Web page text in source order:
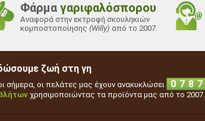
Φάρμα γαριφαλόσπορου
Αναφορά στην εκτροφή σκουληκιών
κομποστοποίησης (Willy) από το 2007.
ζωή στη γη
σήμερα, οι πελάτες μας έχουν ανακυκλώσει 0 7 8 7
χρησιμοποιώντας τα προϊόντα μας από το 2007.